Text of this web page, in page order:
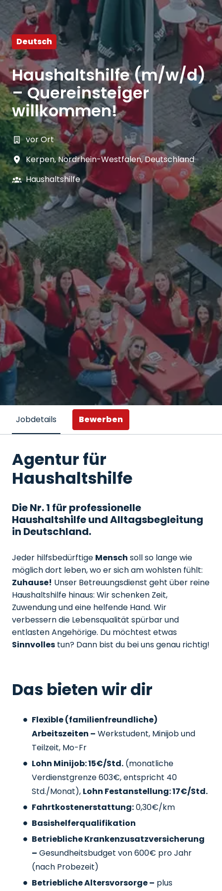
Deutsch
Haushaltshilfe (m/w/d)
– Quereinsteiger
willkommen!
vor Ort
Kerpen,Nordrhein-Westfalen,Deutschland
Haushaltshilfe
Jobdetails Bewerben
Agentur für
Haushaltshilfe
Die Nr. 1 für professionelle
Haushaltshilfe und Alltagsbegleitung
in Deutschland.
Jeder hilfsbedürftige Mensch soll so lange wie
möglich dort leben, wo er sich am wohlsten fühlt:
Zuhause! Unser Betreuungsdienst geht über reine
Haushaltshilfe hinaus: Wir schenken Zeit,
Zuwendung und eine helfende Hand. Wir
verbessern die Lebensqualität spürbar und
entlasten Angehörige. Du möchtest etwas
Sinnvolles tun? Dann bist du bei uns genau richtig!
Das bieten wir dir
Flexible (familienfreundliche)
Arbeitszeiten – Werkstudent, Minijob und
Teilzeit, Mo-Fr
Lohn Minijob: 15€/Std. (monatliche
Verdienstgrenze 603€, entspricht 40
Std./Monat), Lohn Festanstellung: 17€/Std.
Fahrtkostenerstattung:0,30€/km
Basishelferqualifikation
Betriebliche Krankenzusatzversicherung
– Gesundheitsbudget von 600€ pro Jahr
(nach Probezeit)
Betriebliche Altersvorsorge – plus